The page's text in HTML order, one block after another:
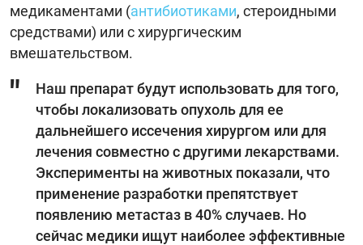
медикаментами (антибиотиками, стероидными
средствами) или с хирургическим
вмешательством.
Наш препарат будут использовать для того,
чтобы локализовать опухоль для ее
дальнейшего иссечения хирургом или для
лечения совместно с другими лекарствами.
Эксперименты на животных показали, что
применение разработки препятствует
появлению метастаз в 40% случаев. Но
сейчас медики ищут наиболее эффективные